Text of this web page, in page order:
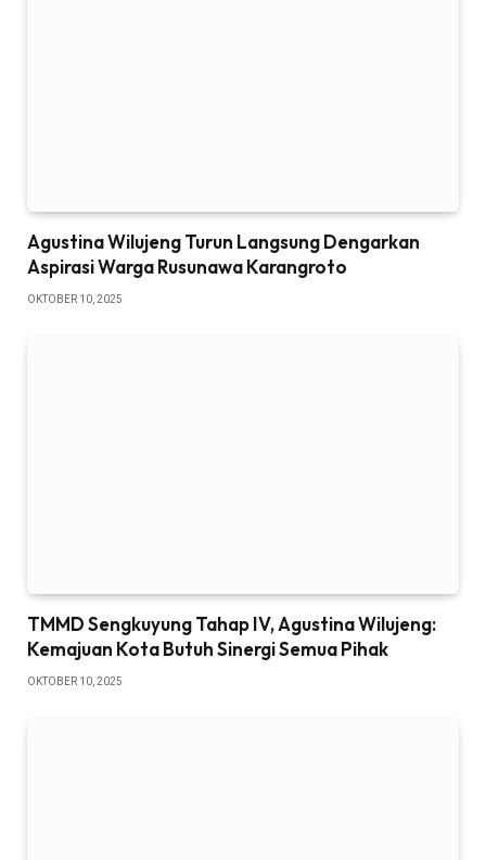
Agustina Wilujeng Turun Langsung Dengarkan
Aspirasi Warga Rusunawa Karangroto
OKTOBER 10, 2025
TMMD Sengkuyung Tahap IV, Agustina Wilujeng:
Kemajuan Kota Butuh Sinergi Semua Pihak
OKTOBER 10, 2025